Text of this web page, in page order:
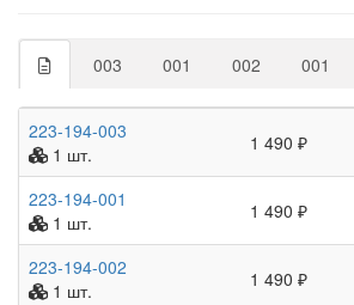
003 001 002 001
223-194-003
1 шт.
1 490 ₽
223-194-001
1 шт.
1 490 ₽
223-194-002
1 шт.
1 490 ₽